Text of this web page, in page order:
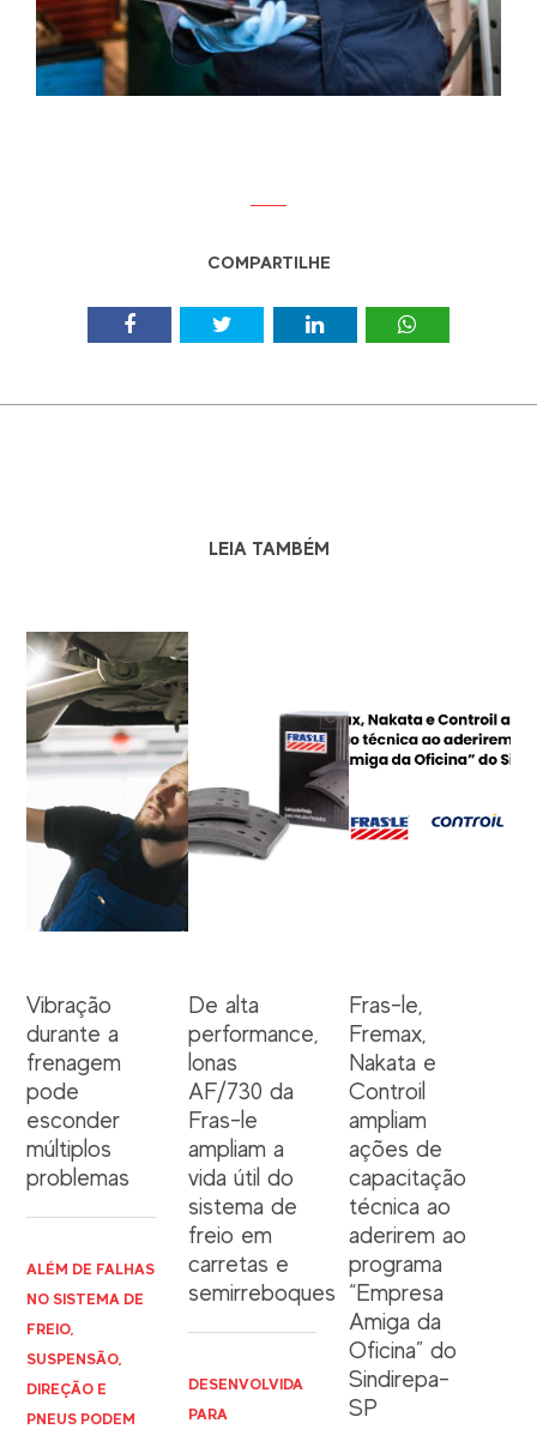
COMPARTILHE
LEIA TAMBÉM
Vibração
durante a
frenagem
pode
esconder
múltiplos
problemas
ALÉM DE FALHAS
NO SISTEMA DE
FREIO,
SUSPENSÃO,
DIREÇÃO E
PNEUS PODEM
De alta
performance,
lonas
AF/730 da
Fras-le
ampliam a
vida útil do
sistema de
freio em
carretas e
semirreboques
DESENVOLVIDA
PARA
Fras-le,
Fremax,
Nakata e
Controil
ampliam
ações de
capacitação
técnica ao
aderirem ao
programa
“Empresa
Amiga da
Oficina” do
Sindirepa-
SP